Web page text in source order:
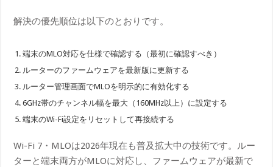
解決の優先順位は以下のとおりです。
端末のMLO対応を仕様で確認する（最初に確認すべき）
ルーターのファームウェアを最新版に更新する
ルーター管理画面でMLOを明示的に有効化する
6GHz帯のチャンネル幅を最大（160MHz以上）に設定する
端末のWi-Fi設定をリセットして再接続する
Wi-Fi 7・MLOは2026年現在も普及拡大中の技術です。ルー
ターと端末両方がMLOに対応し、ファームウェアが最新で